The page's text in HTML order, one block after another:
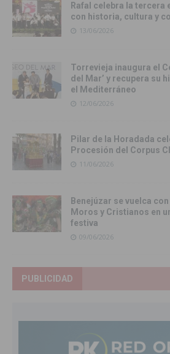
Rafal celebra la tercera
con historia, cultura y
13/06/2026
Torrevieja inaugura el
del Mar’ y recupera su
el Mediterráneo
12/06/2026
Pilar de la Horadada
Procesión del Corpus
11/06/2026
Benejúzar se vuelca
Moros y Cristianos en
festiva
09/06/2026
PUBLICIDAD